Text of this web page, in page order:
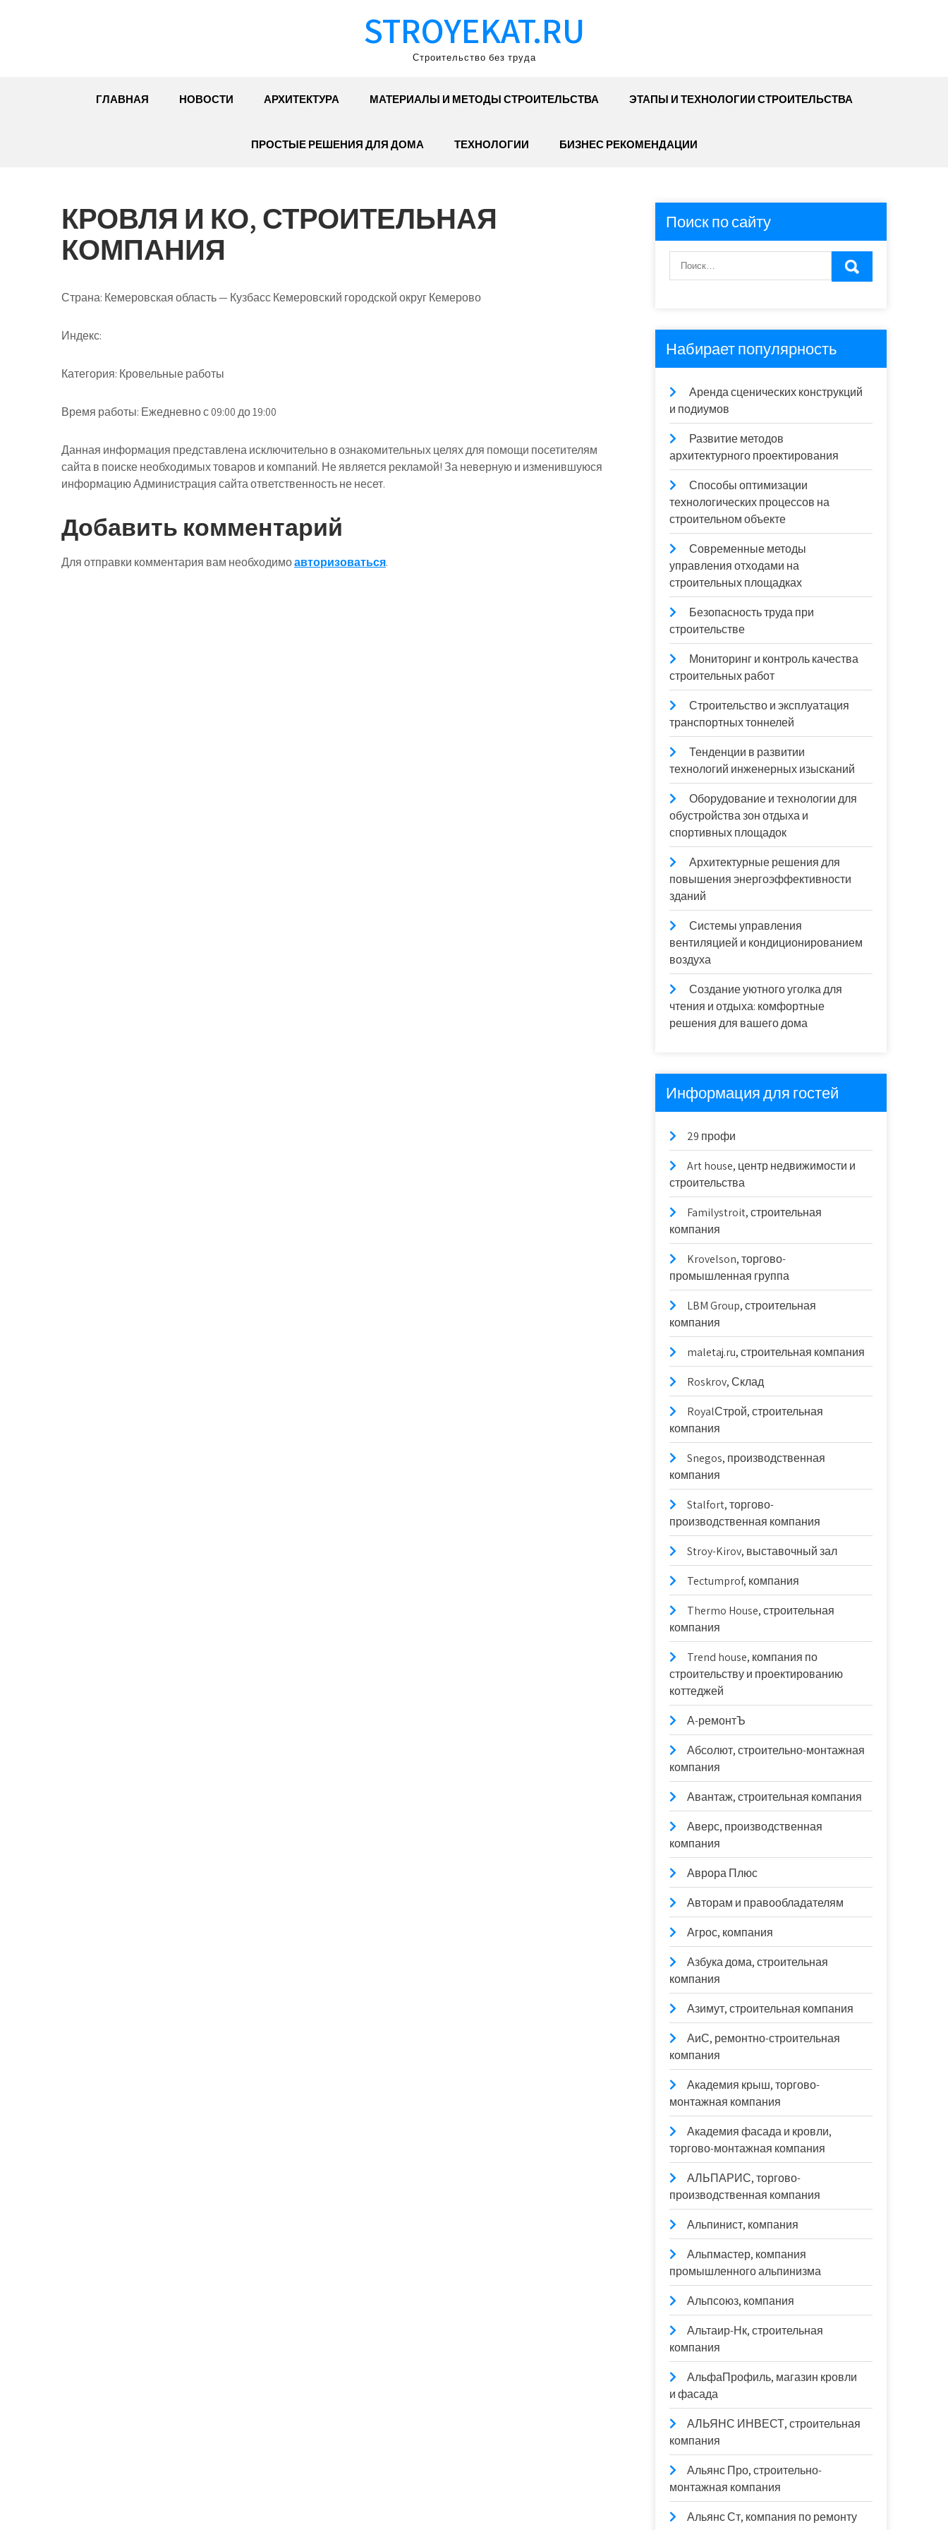
STROYEKAT.RU
Строительство без труда
ГЛАВНАЯ НОВОСТИ АРХИТЕКТУРА МАТЕРИАЛЫ И МЕТОДЫ СТРОИТЕЛЬСТВА ЭТАПЫ И ТЕХНОЛОГИИ СТРОИТЕЛЬСТВА
ПРОСТЫЕ РЕШЕНИЯ ДЛЯ ДОМА ТЕХНОЛОГИИ БИЗНЕС РЕКОМЕНДАЦИИ
КРОВЛЯ И КО, СТРОИТЕЛЬНАЯ
КОМПАНИЯ
Страна: Кемеровская область — Кузбасс Кемеровский городской округ Кемерово
Индекс:
Категория: Кровельные работы
Время работы: Ежедневно с 09:00 до 19:00
Данная информация представлена исключительно в ознакомительных целях для помощи посетителям
сайта в поиске необходимых товаров и компаний. Не является рекламой! За неверную и изменившуюся
информацию Администрация сайта ответственность не несет.
Добавить комментарий
Для отправки комментария вам необходимоавторизоваться.
Поиск по сайту
Набирает популярность
Аренда сценических конструкций
и подиумов
Развитие методов
архитектурного проектирования
Способы оптимизации
технологических процессов на
строительном объекте
Современные методы
управления отходами на
строительных площадках
Безопасность труда при
строительстве
Мониторинг и контроль качества
строительных работ
Строительство и эксплуатация
транспортных тоннелей
Тенденции в развитии
технологий инженерных изысканий
Оборудование и технологии для
обустройства зон отдыха и
спортивных площадок
Архитектурные решения для
повышения энергоэффективности
зданий
Системы управления
вентиляцией и кондиционированием
воздуха
Создание уютного уголка для
чтения и отдыха: комфортные
решения для вашего дома
Информация для гостей
29 профи
Art house, центр недвижимости и
строительства
Familystroit, строительная
компания
Krovelson, торгово-
промышленная группа
LBM Group, строительная
компания
maletaj.ru, строительная компания
Roskrov, Склад
RoyalСтрой, строительная
компания
Snegos, производственная
компания
Stalfort, торгово-
производственная компания
Stroy-Kirov, выставочный зал
Tectumprof, компания
Thermo House, строительная
компания
Trend house, компания по
строительству и проектированию
коттеджей
А-ремонтЪ
Абсолют, строительно-монтажная
компания
Авантаж, строительная компания
Аверс, производственная
компания
Аврора Плюс
Авторам и правообладателям
Агрос, компания
Азбука дома, строительная
компания
Азимут, строительная компания
АиС, ремонтно-строительная
компания
Академия крыш, торгово-
монтажная компания
Академия фасада и кровли,
торгово-монтажная компания
АЛЬПАРИС, торгово-
производственная компания
Альпинист, компания
Альпмастер, компания
промышленного альпинизма
Альпсоюз, компания
Альтаир-Нк, строительная
компания
АльфаПрофиль, магазин кровли
и фасада
АЛЬЯНС ИНВЕСТ, строительная
компания
Альянс Про, строительно-
монтажная компания
Альянс Ст, компания по ремонту